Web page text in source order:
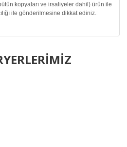
kopyaları ve irsaliyeler dahil) ürün ile
ile gönderilmesine dikkat ediniz.
yorumu siz yapın!
noktaları öneri formunu